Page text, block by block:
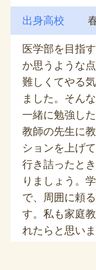
出身高校
医学部を目指
か思うような
難しくてやる
ました。そん
一緒に勉強し
教師の先生に
ションを上げ
行き詰ったと
りましょう。
で、周囲に頼
す。私も家庭
れたらと思いま